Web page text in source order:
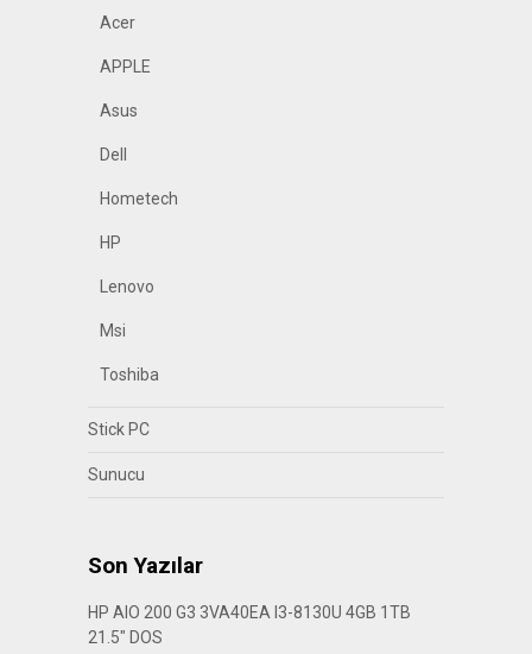
Acer
APPLE
Asus
Dell
Hometech
HP
Lenovo
Msi
Toshiba
Stick PC
Sunucu
Son Yazılar
HP AIO 200 G3 3VA40EA I3-8130U 4GB 1TB
21.5″ DOS